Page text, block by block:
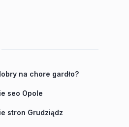
na chore gardło?
seo Opole
stron Grudziądz